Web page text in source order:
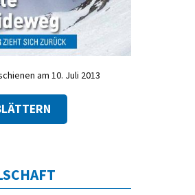
am 10. Juli 2013